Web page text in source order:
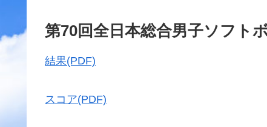
第70回全日本総合男子ソフト
結果(PDF)
スコア(PDF)